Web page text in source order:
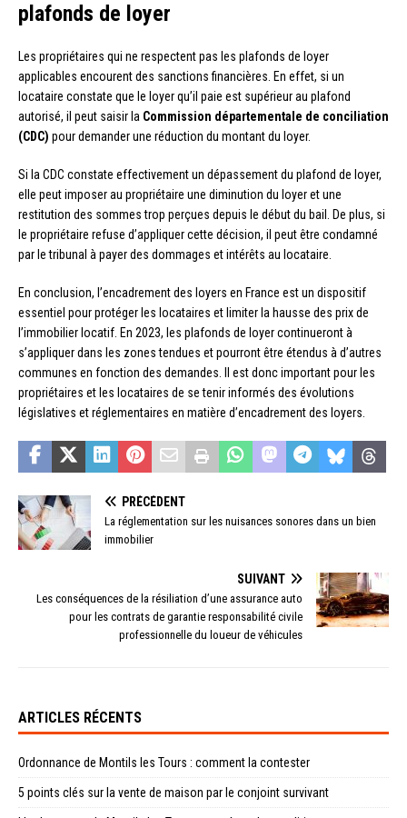
plafonds de loyer
Les propriétaires qui ne respectent pas les plafonds de loyer
applicables encourent des sanctions financières. En effet, si un
locataire constate que le loyer qu’il paie est supérieur au plafond
autorisé, il peut saisir la Commission départementale de conciliation
(CDC) pour demander une réduction du montant du loyer.
Si la CDC constate effectivement un dépassement du plafond de loyer,
elle peut imposer au propriétaire une diminution du loyer et une
restitution des sommes trop perçues depuis le début du bail. De plus, si
le propriétaire refuse d’appliquer cette décision, il peut être condamné
par le tribunal à payer des dommages et intérêts au locataire.
En conclusion, l’encadrement des loyers en France est un dispositif
essentiel pour protéger les locataires et limiter la hausse des prix de
l’immobilier locatif. En 2023, les plafonds de loyer continueront à
s’appliquer dans les zones tendues et pourront être étendus à d’autres
communes en fonction des demandes. Il est donc important pour les
propriétaires et les locataires de se tenir informés des évolutions
législatives et réglementaires en matière d’encadrement des loyers.
PRÉCÉDENT
La réglementation sur les nuisances sonores dans un bien
immobilier
SUIVANT
Les conséquences de la résiliation d’une assurance auto
pour les contrats de garantie responsabilité civile
professionnelle du loueur de véhicules
ARTICLES RÉCENTS
Ordonnance de Montils les Tours : comment la contester
5 points clés sur la vente de maison par le conjoint survivant